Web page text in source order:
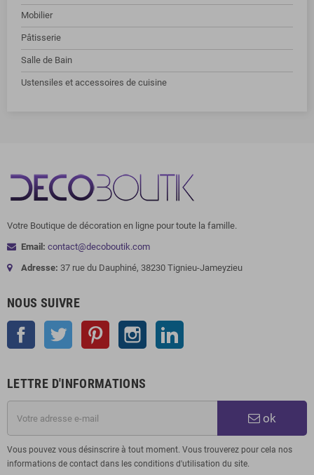
Mobilier
Pâtisserie
Salle de Bain
Ustensiles et accessoires de cuisine
Votre Boutique de décoration en ligne pour toute la famille.
Email: contact@decoboutik.com
Adresse: 37 rue du Dauphiné, 38230 Tignieu-Jameyzieu
NOUS SUIVRE
Facebook Twitter Pinterest Instagram
LETTRE D'INFORMATIONS
ok
Vous pouvez vous désinscrire à tout moment. Vous trouverez pour cela nos
informations de contact dans les conditions d'utilisation du site.